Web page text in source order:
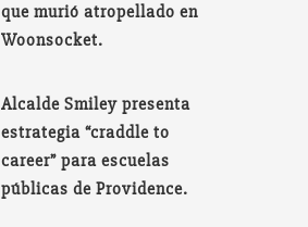
que murió atropellado en
Woonsocket.
Alcalde Smiley presenta
estrategia “craddle to
career” para escuelas
públicas de Providence.